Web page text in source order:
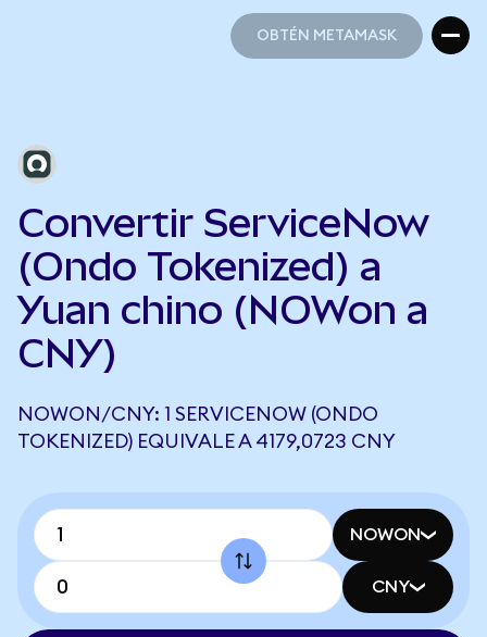
OBTÉN METAMASK
Convertir ServiceNow
(Ondo Tokenized) a
Yuan chino (NOWon a
CNY)
NOWON/CNY: 1 SERVICENOW (ONDO
TOKENIZED) EQUIVALE A 4179,0723 CNY
NOWON
CNY